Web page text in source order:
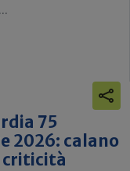
75
2026: calano
criticità